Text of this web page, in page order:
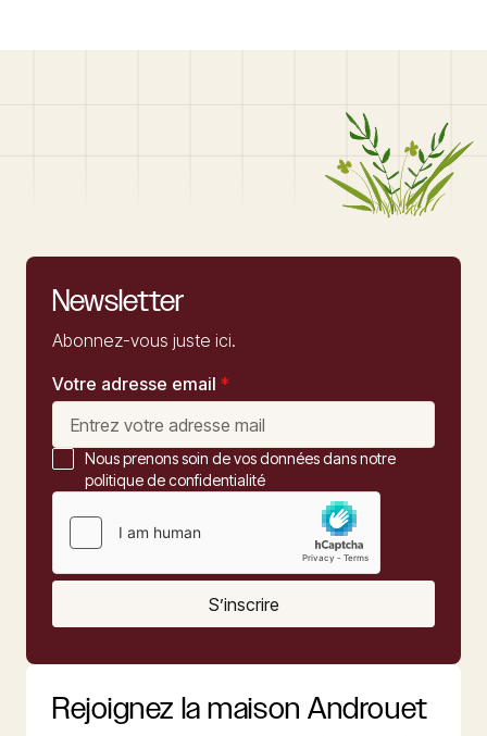
Newsletter
Abonnez-vous juste ici.
Votre adresse email *
Nous prenons soin de vos données dans notre
politique de confidentialité
S’inscrire
Rejoignez la maison Androuet